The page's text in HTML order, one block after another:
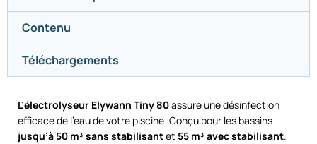
Contenu
Téléchargements
L’électrolyseur Elywann Tiny 80assure une désinfection
efficace de l’eau de votre piscine. Conçu pour les bassins
jusqu’à 50 m³ sans stabilisantet 55 m³ avec stabilisant.